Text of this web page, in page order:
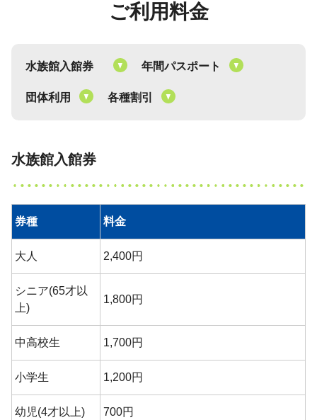
ご利用料金
水族館入館券 年間パスポート
団体利用 各種割引
水族館入館券
券種 料金
大人 2,400円
シニア(65才以
上)
1,800円
中高校生 1,700円
小学生 1,200円
幼児(4才以上) 700円